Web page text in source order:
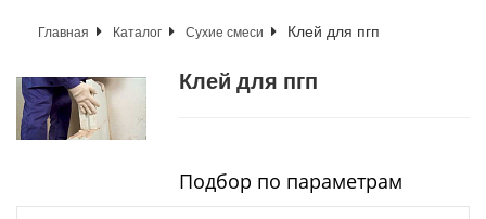
Главная Каталог Сухие смеси Клей для пгп
Клей для пгп
Подбор по параметрам